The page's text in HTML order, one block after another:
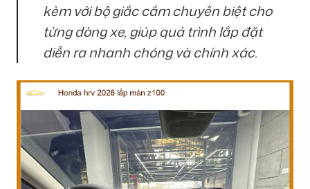
kèm với bộ giắc cắm chuyên biệt cho
từng dòng xe, giúp quá trình lắp đặt
diễn ra nhanh chóng và chính xác.